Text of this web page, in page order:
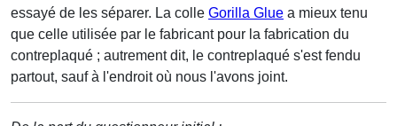
essayé de les séparer. La colle Gorilla Glue a mieux tenu
que celle utilisée par le fabricant pour la fabrication du
contreplaqué ; autrement dit, le contreplaqué s'est fendu
partout, sauf à l'endroit où nous l'avons joint.